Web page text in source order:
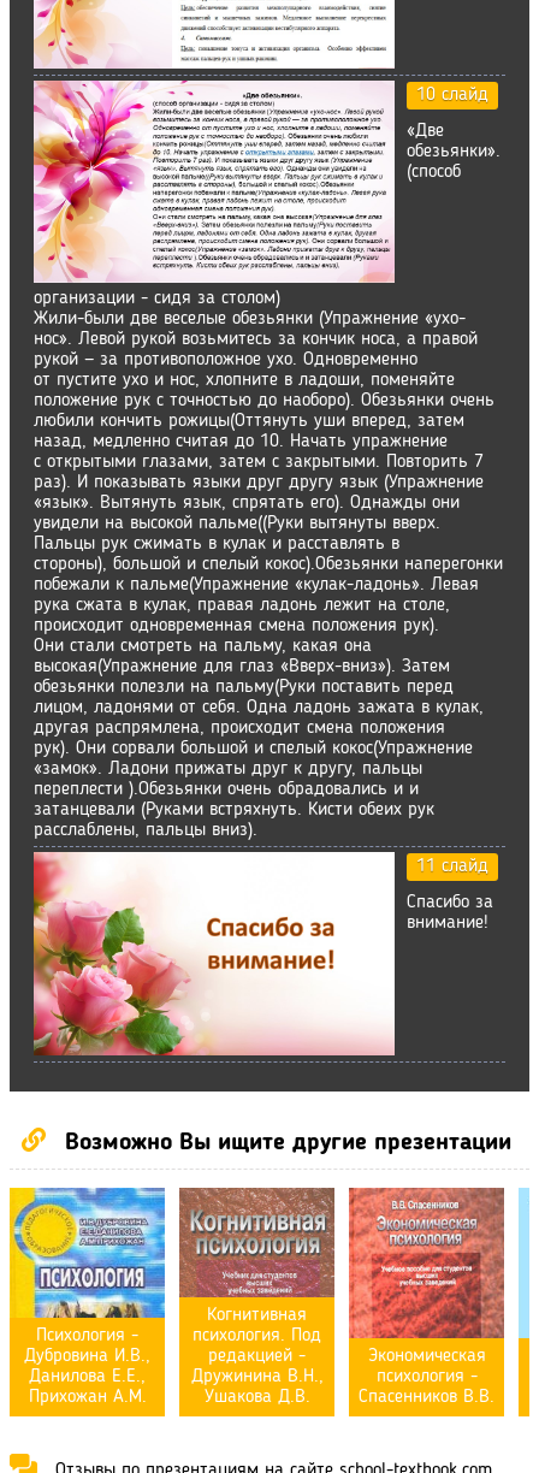
10 слайд
«Две
обезьянки».
(способ
организации - сидя за столом)
Жили-были две веселые обезьянки (Упражнение «ухо-
нос». Левой рукой возьмитесь за кончик носа, а правой
рукой — за противоположное ухо. Одновременно
от пустите ухо и нос, хлопните в ладоши, поменяйте
положение рук с точностью до наоборо). Обезьянки очень
любили кончить рожицы(Оттянуть уши вперед, затем
назад, медленно считая до 10. Начать упражнение
с открытыми глазами, затем с закрытыми. Повторить 7
раз). И показывать языки друг другу язык (Упражнение
«язык». Вытянуть язык, спрятать его). Однажды они
увидели на высокой пальме((Руки вытянуты вверх.
Пальцы рук сжимать в кулак и расставлять в
стороны), большой и спелый кокос).Обезьянки наперегонки
побежали к пальме(Упражнение «кулак-ладонь». Левая
рука сжата в кулак, правая ладонь лежит на столе,
происходит одновременная смена положения рук).
Они стали смотреть на пальму, какая она
высокая(Упражнение для глаз «Вверх-вниз»). Затем
обезьянки полезли на пальму(Руки поставить перед
лицом, ладонями от себя. Одна ладонь зажата в кулак,
другая распрямлена, происходит смена положения
рук). Они сорвали большой и спелый кокос(Упражнение
«замок». Ладони прижаты друг к другу, пальцы
переплести ).Обезьянки очень обрадовались и и
затанцевали (Руками встряхнуть. Кисти обеих рук
расслаблены, пальцы вниз).
11 слайд
Спасибо за
внимание!
Возможно Вы ищите другие презентации
Психология -
Дубровина И.В.,
Данилова Е.Е.,
Прихожан А.М.
Когнитивная
психология. Под
редакцией -
Дружинина В.Н.,
Ушакова Д.В.
Экономическая
психология -
Спасенников В.В.